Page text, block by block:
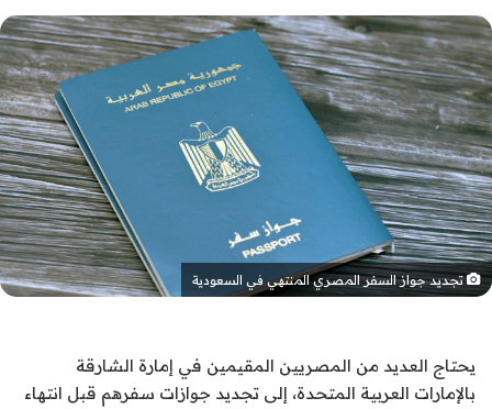
تجديد جواز السفر المصري المنتهي في السعودية
يحتاج العديد من المصريين المقيمين في إمارة الشارقة
بالإمارات العربية المتحدة، إلى تجديد جوازات سفرهم قبل انتهاء